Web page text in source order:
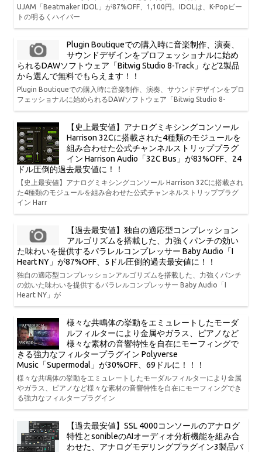
UJAM「Beatmaker IDOL」が87%OFF、1,100円。IDOLは、K-Popビー
トの明るくハイパー
Plugin Boutiqueでの購入時に音楽制作、演奏、
サウンドデザインをプロフェッショナルに始め
られるDAWソフトウェア「Bitwig Studio 8-Track」など2製品
から選んで無料でもらえます！！
Plugin Boutiqueでの購入時に音楽制作、演奏、サウンドデザインをプロ
フェッショナルに始められるDAWソフトウェア「Bitwig Studio 8-
【史上最安値】アナログミキシングコンソール
Harrison 32Cに搭載された4種類のモジュールを
組み合わせた公式チャンネルストリッププラグ
イン Harrison Audio「32C Bus」が83%OFF、24
ドル圧倒的過去最安値に！！
【史上最安値】アナログミキシングコンソール Harrison 32Cに搭載され
た4種類のモジュールを組み合わせた公式チャンネルストリッププラグ
イン Harr
【過去最安値】独自の適応型コンプレッション
アルゴリズムを搭載した、力強くパンチの効い
た味わいを提供するパラレルコンプレッサー Baby Audio「I
Heart NY」が87%OFF、5ドル圧倒的過去最安値に！！
独自の適応型コンプレッションアルゴリズムを搭載した、力強くパンチ
の効いた味わいを提供するパラレルコンプレッサー Baby Audio「I
Heart NY」が
様々な共鳴体の挙動をエミュレートしたモーダ
ルフィルターにより金属やガラス、ピアノなど
様々な素材の音響特性を自在にモーフィングで
きる強力なフィルタープラグイン Polyverse
Music「Supermodal」が30%OFF、69ドルに！！！
様々な共鳴体の挙動をエミュレートしたモーダルフィルターにより金属
やガラス、ピアノなど様々な素材の音響特性を自在にモーフィングでき
る強力なフィルタープラグイン
【過去最安値】SSL 4000コンソールのアナログ
特性とsonibleのAIオーディオ分析機能を組み合
わせた、アナログモデリングプラグイン3製品バ